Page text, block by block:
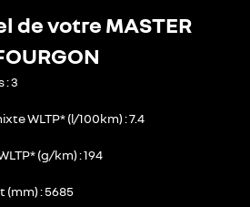
de votre MASTER
3
WLTP* (l/100km) 7.4
(g/km) 194
(mm) 5685